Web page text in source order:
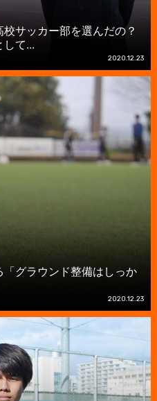
サッカー部を選んだの？
して...
2020.12.23
グラウンド整備はしっか
2020.12.23